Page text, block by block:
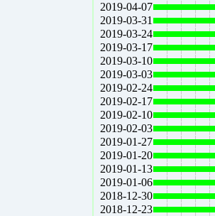
2019-04-07
2019-03-31
2019-03-24
2019-03-17
2019-03-10
2019-03-03
2019-02-24
2019-02-17
2019-02-10
2019-02-03
2019-01-27
2019-01-20
2019-01-13
2019-01-06
2018-12-30
2018-12-23